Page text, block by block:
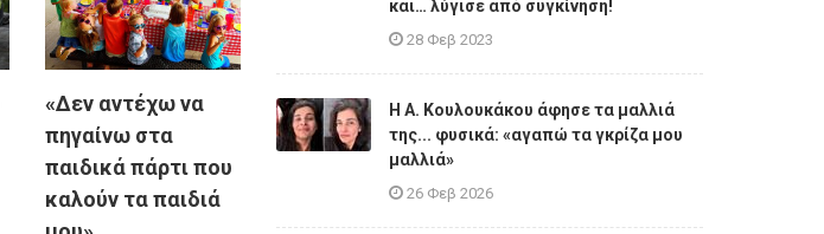
«Δεν αντέχω να
πηγαίνω στα
παιδικά πάρτι που
καλούν τα παιδιά
και… λύγισε από συγκίνηση!
28 Φεβ 2023
Η A. Κουλουκάκου άφησε τα μαλλιά
της... φυσικά: «αγαπώ τα γκρίζα μου
μαλλιά»
26 Φεβ 2026